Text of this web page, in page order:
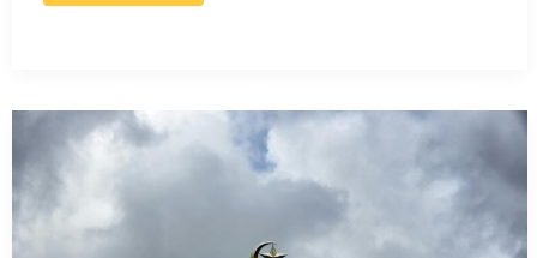
het
gevoel
vernedering’